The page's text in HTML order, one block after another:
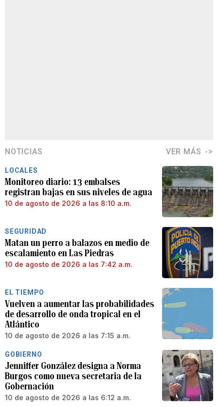
NOTICIAS VER MÁS
LOCALES
Monitoreo diario: 13 embalses
registran bajas en sus niveles de agua
10 de agosto de 2026 a las 8:10 a.m.
SEGURIDAD
Matan un perro a balazos en medio de
escalamiento en Las Piedras
10 de agosto de 2026 a las 7:42 a.m.
EL TIEMPO
Vuelven a aumentar las probabilidades
de desarrollo de onda tropical en el
Atlántico
10 de agosto de 2026 a las 7:15 a.m.
GOBIERNO
Jenniffer González designa a Norma
Burgos como nueva secretaria de la
Gobernación
10 de agosto de 2026 a las 6:12 a.m.